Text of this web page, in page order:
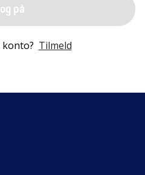
på
Tilmeld